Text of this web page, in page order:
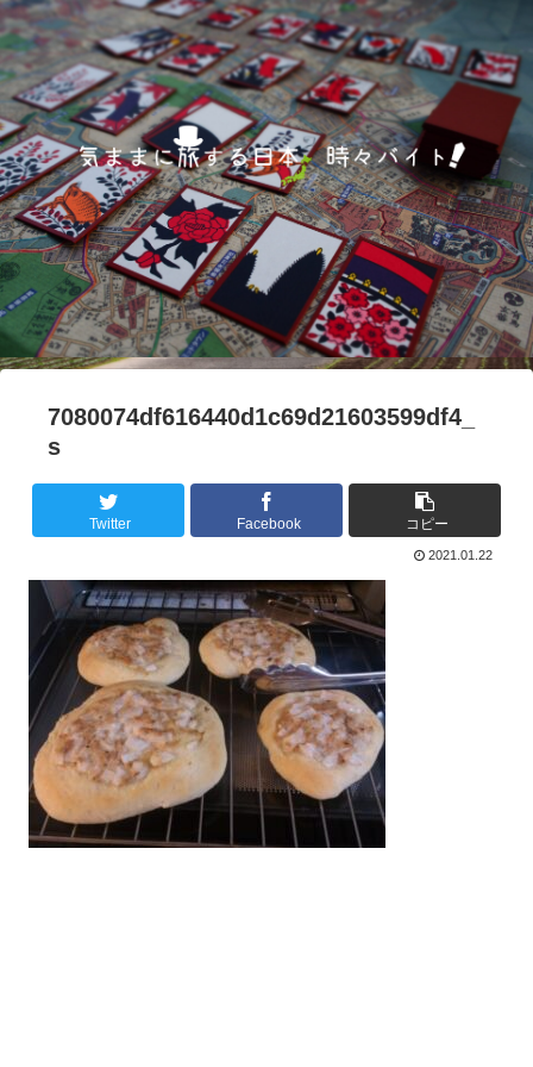
7080074df616440d1c69d21603599df4_
s
Twitter Facebook コピー
2021.01.22